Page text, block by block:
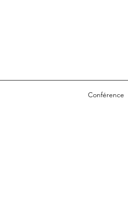
Conférence